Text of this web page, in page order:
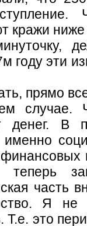
кражи
году эти
прямо
случае.
денег.
часть
Я
это